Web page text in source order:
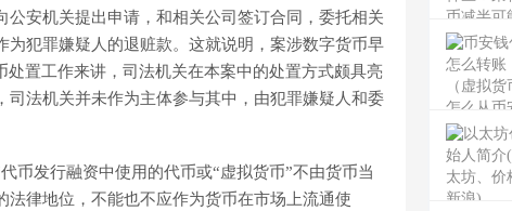
公安机关提出申请，和相关公司签订合同，委托相关
犯罪嫌疑人的退赃款。这就说明，案涉数字货币早
置工作来讲，司法机关在本案中的处置方式颇具亮
法机关并未作为主体参与其中，由犯罪嫌疑人和委
币发行融资中使用的代币或“虚拟货币”不由货币当
律地位，不能也不应作为货币在市场上流通使